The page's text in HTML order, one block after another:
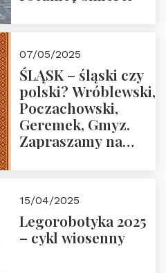
07/05/2025
ŚLĄSK – śląski czy
polski? Wróblewski,
Poczachowski,
Geremek, Gmyz.
Zapraszamy na
Trójmorza.
15/04/2025
Legorobotyka 2025
– cykl wiosenny